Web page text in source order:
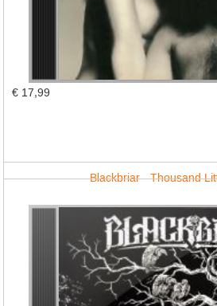
€ 17,99
Blackbriar - Thousand